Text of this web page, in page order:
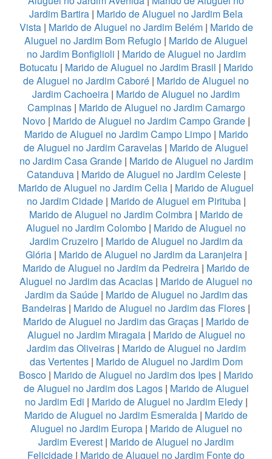
Jardim Bartira | Marido de Aluguel no Jardim Bela
Vista| Marido de Aluguel no Jardim Belém| Marido de
Aluguel no Jardim Bom Refugio | Marido de Aluguel
no Jardim Bonfiglioli | Marido de Aluguel no Jardim
Botucatu | Marido de Aluguel no Jardim Brasil | Marido
de Aluguel no Jardim Caboré | Marido de Aluguel no
Jardim Cachoeira | Marido de Aluguel no Jardim
Campinas| Marido de Aluguel no Jardim Camargo
Novo| Marido de Aluguel no Jardim Campo Grande|
Marido de Aluguel no Jardim Campo Limpo| Marido
de Aluguel no Jardim Caravelas | Marido de Aluguel
no Jardim Casa Grande| Marido de Aluguel no Jardim
Catanduva| Marido de Aluguel no Jardim Celeste|
Marido de Aluguel no Jardim Celia | Marido de Aluguel
no Jardim Cidade| Marido de Aluguel em Pirituba|
Marido de Aluguel no Jardim Coimbra | Marido de
Aluguel no Jardim Colombo | Marido de Aluguel no
Jardim Cruzeiro| Marido de Aluguel no Jardim da
Glória| Marido de Aluguel no Jardim da Laranjeira|
Marido de Aluguel no Jardim da Pedreira | Marido de
Aluguel no Jardim das Acacias | Marido de Aluguel no
Jardim da Saúde| Marido de Aluguel no Jardim das
Bandeiras | Marido de Aluguel no Jardim das Flores |
Marido de Aluguel no Jardim das Graças | Marido de
Aluguel no Jardim Miragaia| Marido de Aluguel no
Jardim das Oliveiras| Marido de Aluguel no Jardim
das Vertentes| Marido de Aluguel no Jardim Dom
Bosco | Marido de Aluguel no Jardim dos Ipes | Marido
de Aluguel no Jardim dos Lagos| Marido de Aluguel
no Jardim Edi | Marido de Aluguel no Jardim Eledy|
Marido de Aluguel no Jardim Esmeralda | Marido de
Aluguel no Jardim Europa| Marido de Aluguel no
Jardim Everest | Marido de Aluguel no Jardim
Felicidade | Marido de Aluguel no Jardim Fonte do